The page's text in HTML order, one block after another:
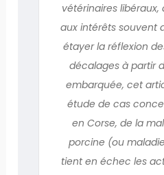
vétérinaires libéraux,
aux intérêts souvent
étayer la réflexion
décalages à partir
embarquée, cet
étude de cas
en Corse, de la
porcine (ou maladie
tient en échec les